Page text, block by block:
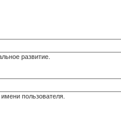
развитие.
пользователя.